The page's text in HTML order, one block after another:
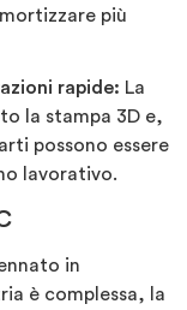
più
rapide: La
la stampa 3D e,
possono essere
lavorativo.
in
è complessa, la